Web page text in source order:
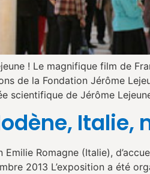
! Le magnifique film de
de la Fondation Jérôme
scientifique de Jérôme
Italie,
Romagne (Italie),
2013 L’exposition a été